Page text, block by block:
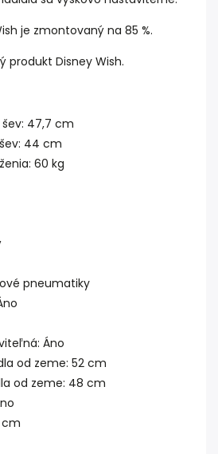
je zmontovaný na 85 %.
produkt Disney Wish.
47,7 cm
44 cm
60 kg
pneumatiky
Áno
od zeme: 52 cm
od zeme: 48 cm
cm